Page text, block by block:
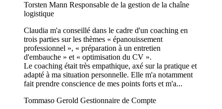
Torsten Mann Responsable de la gestion de la chaîne
logistique
Claudia m'a conseillé dans le cadre d'un coaching en
trois parties sur les thèmes « épanouissement
professionnel », « préparation à un entretien
d'embauche » et « optimisation du CV ».
Le coaching était très empathique, axé sur la pratique et
adapté à ma situation personnelle. Elle m'a notamment
fait prendre conscience de mes points forts et m'a...
Tommaso Gerold Gestionnaire de Compte